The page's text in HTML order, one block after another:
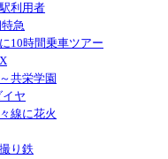
利用者
急
10時間乗車ツアー
共栄学園
ヤ
線に花火
り鉄